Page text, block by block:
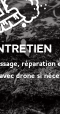
réparation
drone si